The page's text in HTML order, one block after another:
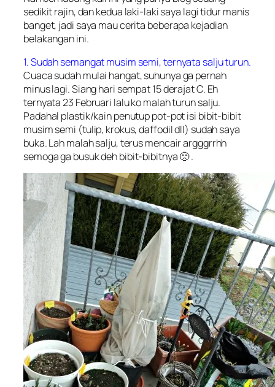
sedikit rajin, dan kedua laki-laki saya lagi tidur manis
banget, jadi saya mau cerita beberapa kejadian
belakangan ini.
1. Sudah semangat musim semi, ternyata salju turun.
Cuaca sudah mulai hangat, suhunya ga pernah
minus lagi. Siang hari sempat 15 derajat C. Eh
ternyata 23 Februari lalu ko malah turun salju.
Padahal plastik/kain penutup pot-pot isi bibit-bibit
musim semi (tulip, krokus, daffodil dll) sudah saya
buka. Lah malah salju, terus mencair argggrrhh
semoga ga busuk deh bibit-bibitnya 🙁 .